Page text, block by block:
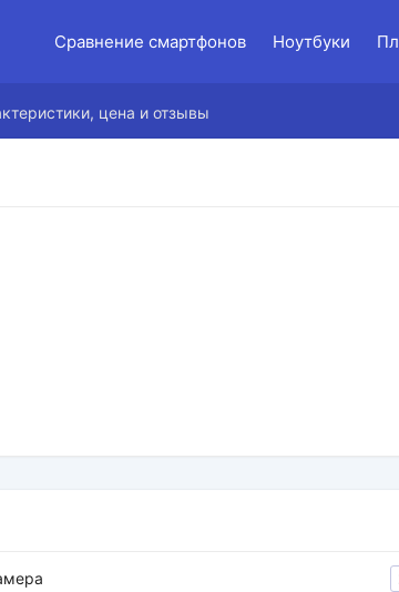
Сравнение смартфонов Ноутбуки
цена и отзывы